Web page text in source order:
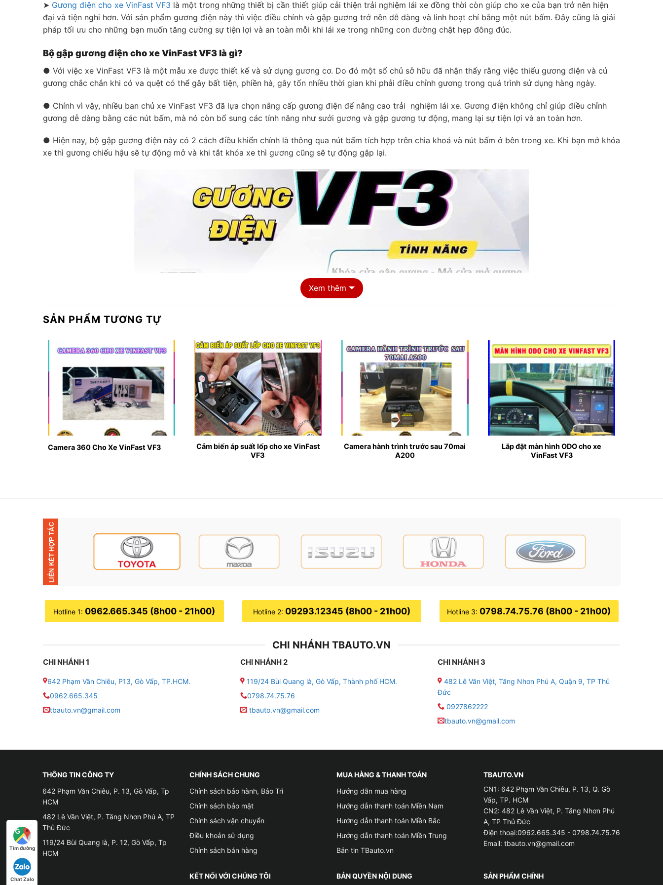
➤ Gương điện cho xe VinFast VF3 là một trong những thiết bị cần thiết giúp cải thiện trải nghiệm lái xe đồng thời còn giúp cho xe của bạn trở nên hiện
đại và tiện nghi hơn. Với sản phẩm gương điện này thì việc điều chỉnh và gập gương trở nên dễ dàng và linh hoạt chỉ bằng một nút bấm. Đây cũng là giải
pháp tối ưu cho những bạn muốn tăng cường sự tiện lợi và an toàn mỗi khi lái xe trong những con đường chật hẹp đông đúc.
Bộ gập gương điện cho xe VinFast VF3 là gì?
● Với việc xe VinFast VF3 là một mẫu xe được thiết kế và sử dụng gương cơ. Do đó một số chủ sở hữu đã nhận thấy rằng việc thiếu gương điện và củ
gương chắc chắn khi có va quệt có thể gây bất tiện, phiền hà, gây tốn nhiều thời gian khi phải điều chỉnh gương trong quá trình sử dụng hàng ngày.
● Chính vì vậy, nhiều ban chủ xe VinFast VF3 đã lựa chọn nâng cấp gương điện để nâng cao trải nghiệm lái xe. Gương điện không chỉ giúp điều chỉnh
gương dễ dàng bằng các nút bấm, mà nó còn bổ sung các tính năng như sưởi gương và gập gương tự động, mang lại sự tiện lợi và an toàn hơn.
● Hiện nay, bộ gập gương điện này có 2 cách điều khiển chính là thông qua nút bấm tích hợp trên chìa khoá và nút bấm ở bên trong xe. Khi bạn mở khóa
xe thì gương chiếu hậu sẽ tự động mở và khi tắt khóa xe thì gương cũng sẽ tự động gập lại.
✦ Bộ gập gương điện cho xe VinFast VF3 được thiết kế tương thích với xe VinFast VF3, lắp đặt đơn giản và không ảnh hưởng đến hệ thống điện nguyên
bản do được kết nối jack zin.
✦ Cơ chế 1 chạm thông minh
– Sản phẩm này cho phép bạn điều chỉnh vị trí gương một cách dễ dàng từ bên trong xe, chỉ với một nút bấm (tính năng này chỉ có ở vị trí ghế lái). Điều
những đoạn đường chật hẹp.
xe.
– Khi xe được mở khóa, gương sẽ tự động xòe ra mà không cần bạn phải thao tác thủ công, tạo sự tiện lợi hơn cho bạn rất nhiều.
✦ Gập mở gương khi xe đang di chuyển trên đường
ngõ nhỏ. Tính năng này sẽ cho phép bạn mở gương lại ngay lập tức mà không ảnh hưởng đến việc điều khiển xe.
✦ Tự động kéo kính lên khi bạn khóa xe
– Kính xe sẽ tự động được kéo lên khi xe được khóa, giúp bảo vệ nội thất bên trong xe khỏi bụi bẩn, nước mưa hay côn trùng bay vào. Tính năng này
cũng giúp ngăn chặn việc mất tài sản ở bên trong xe của bạn.
– Lưu ý: Đối với xe chưa có motor gập gương, thì cần phải lắp đặt thêm trước khi thực hiện lắp đặt bộ gập gương lên kính tự động này.
Xem thêm
SẢN PHẨM TƯƠNG TỰ
Camera 360 Cho Xe VinFast VF3
Cảm biến áp suất lốp cho xe VinFast
VF3
Camera hành trình trước sau 70mai
A200
Lắp đặt màn hình ODO cho xe
VinFast VF3
Hotline 1: 0962.665.345 (8h00 - 21h00) Hotline 2: 09293.12345 (8h00 - 21h00) Hotline 3: 0798.74.75.76 (8h00 - 21h00)
CHI NHÁNH TBAUTO.VN
CHI NHÁNH 1
642 Phạm Văn Chiêu, P13, Gò Vấp, TP.HCM.
0962.665.345
tbauto.vn@gmail.com
CHI NHÁNH 2
119/24 Bùi Quang là, Gò Vấp, Thành phố HCM.
0798.74.75.76
tbauto.vn@gmail.com
CHI NHÁNH 3
482 Lê Văn Việt, Tăng Nhơn Phú A, Quận 9, TP Thủ
Đức
0927862222
tbauto.vn@gmail.com
THÔNG TIN CÔNG TY
642 Phạm Văn Chiêu, P. 13, Gò Vấp, Tp
HCM
482 Lê Văn Việt, P. Tăng Nhơn Phú A, TP
Thủ Đức
119/24 Bùi Quang là, P. 12, Gò Vấp, Tp
HCM
CHÍNH SÁCH CHUNG
Chính sách bảo hành, Bảo Trì
Chính sách bảo mật
Chính sách vận chuyển
Điều khoản sử dụng
Chính sách bán hàng
MUA HÀNG & THANH TOÁN
Hướng dẫn mua hàng
Hướng dẫn thanh toán Miền Nam
Hướng dẫn thanh toán Miền Bắc
Hướng dẫn thanh toán Miền Trung
Bản tin TBauto.vn
TBAUTO.VN
CN1: 642 Phạm Văn Chiêu, P. 13, Q. Gò
Vấp, TP. HCM
CN2: 482 Lê Văn Việt, P. Tăng Nhơn Phú
A, TP Thủ Đức
Điện thoại:0962.665.345 - 0798.74.75.76
Email: tbauto.vn@gmail.com
KẾT NỐI VỚI CHÚNG TÔI BẢN QUYỀN NỘI DUNG SẢN PHẨM CHÍNH
Tìm đường
Chat Zalo